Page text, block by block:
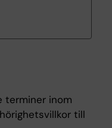
terminer inom
till